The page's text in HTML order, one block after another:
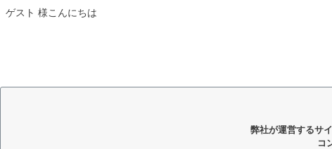
ゲスト 様こんにちは
弊社が運営するサ
コ